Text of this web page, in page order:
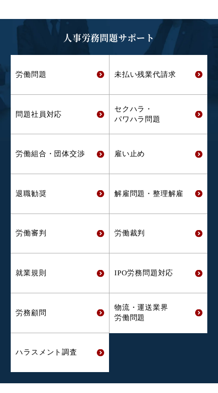
人事労務問題サポート
労働問題 未払い残業代請求
問題社員対応
セクハラ・
パワハラ問題
労働組合・ 団体交渉 雇い止め
退職勧奨 解雇問題・ 整理解雇
労働審判 労働裁判
就業規則 IPO労務問題対応
労務顧問
物流・運送業界
労働問題
ハラスメント調査